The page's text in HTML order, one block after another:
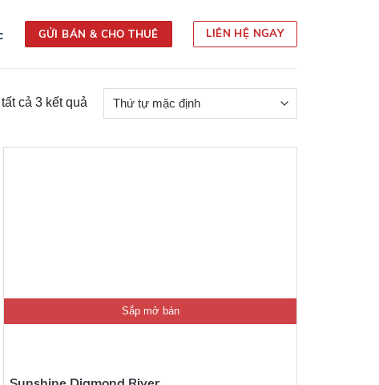
GỬI BÁN & CHO THUÊ LIÊN HỆ NGAY
cả 3 kết quả
Sắp mở bán